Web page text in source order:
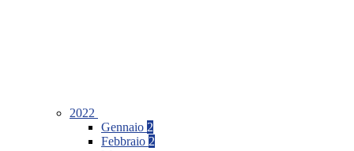
2022
Gennaio 2
Febbraio 2